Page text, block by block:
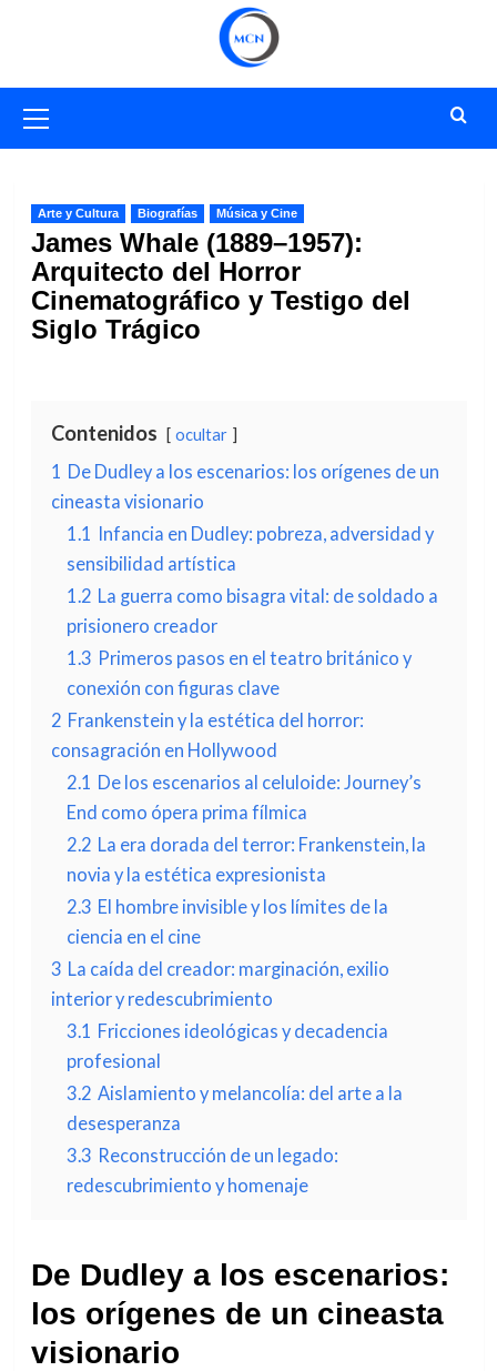
primario
Arte y Cultura Biografías Música y Cine
James Whale (1889–1957):
Arquitecto del Horror
Cinematográfico y Testigo del
Siglo Trágico
Contenidos ocultar
1 De Dudley a los escenarios: los orígenes de un
cineasta visionario
1.1 Infancia en Dudley: pobreza, adversidad y
sensibilidad artística
1.2 La guerra como bisagra vital: de soldado a
prisionero creador
1.3 Primeros pasos en el teatro británico y
conexión con figuras clave
2 Frankenstein y la estética del horror:
consagración en Hollywood
2.1 De los escenarios al celuloide: Journey’s
End como ópera prima fílmica
2.2 La era dorada del terror: Frankenstein, la
novia y la estética expresionista
2.3 El hombre invisible y los límites de la
ciencia en el cine
3 La caída del creador: marginación, exilio
interior y redescubrimiento
3.1 Fricciones ideológicas y decadencia
profesional
3.2 Aislamiento y melancolía: del arte a la
desesperanza
3.3 Reconstrucción de un legado:
redescubrimiento y homenaje
De Dudley a los escenarios:
los orígenes de un cineasta
visionario